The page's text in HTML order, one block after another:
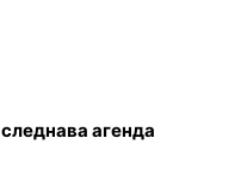
агенда